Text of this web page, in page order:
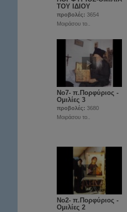
ΤΟΥ ΙΔΙΟΥ
προβολές: 3654
Μοιράσου το..
Νο7- π.Πορφύριος -
Ομιλίες 3
προβολές: 3680
Μοιράσου το..
Νο2- π.Πορφύριος -
Ομιλίες 2